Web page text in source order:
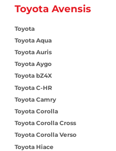
Toyota Avensis
Toyota
Toyota Aqua
Toyota Auris
Toyota Aygo
Toyota bZ4X
Toyota C-HR
Toyota Camry
Toyota Corolla
Toyota Corolla Cross
Toyota Corolla Verso
Toyota Hiace